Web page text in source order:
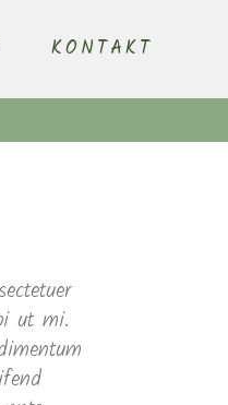
KONTAKT
ut mi.